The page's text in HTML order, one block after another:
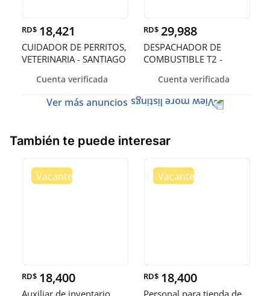
RD$ 18,421
CUIDADOR DE PERRITOS,
VETERINARIA - SANTIAGO
Cuenta verificada
RD$ 29,988
DESPACHADOR DE
COMBUSTIBLE T2 -
Cuenta verificada
Ver más anuncios
También te puede interesar
RD$ 18,400
Auxiliar de inventario
RD$ 18,400
Personal para tienda de